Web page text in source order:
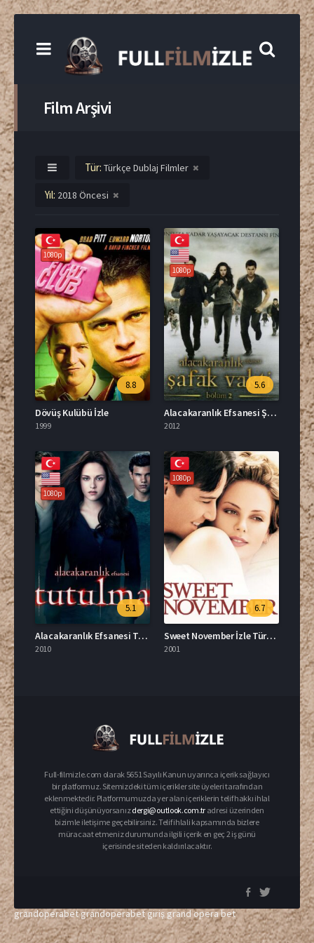
Film Arşivi
Tür: Türkçe Dublaj Filmler
Yıl: 2018 Öncesi
1080p
8.8
Dövüş Kulübü İzle
1999
1080p
5.6
Alacakaranlık Efsanesi Şafak Vakti Bölüm 2 Türkçe Dublaj İzle
2012
1080p
5.1
Alacakaranlık Efsanesi Tutulma Türkçe Dublaj İzle
2010
1080p
6.7
Sweet November İzle Türkçe Dublaj
2001
Full-filmizle.com olarak 5651 Sayılı Kanun uyarınca içerik sağlayıcı
bir platformuz. Sitemizdeki tüm içerikler site üyeleri tarafından
eklenmektedir. Platformumuzda yer alan içeriklerin telif hakkı ihlal
ettiğini düşünüyorsanızdergi@outlook.com.tr adresi üzerinden
bizimle iletişime geçebilirsiniz. Telif ihlali kapsamında bizlere
müracaat etmeniz durumunda ilgili içerik en geç 2 iş günü
içerisinde siteden kaldırılacaktır.
grandoperabetgrandoperabet girişgrand opera bet